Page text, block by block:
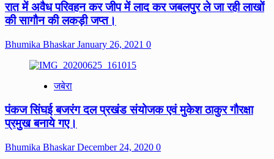
रात में अवैध परिवहन कर जीप में लाद कर जबलपुर ले जा रही लाखों
की सागौन की लकड़ी जप्त।
Bhumika BhaskarJanuary 26, 2021 0
जबेरा
पंकज सिंघई बजरंग दल प्रखंड संयोजक एवं मुकेश ठाकुर गौरक्षा
प्रमुख बनाये गए।
Bhumika BhaskarDecember 24, 2020 0